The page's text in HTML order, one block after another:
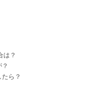
は？
ら？